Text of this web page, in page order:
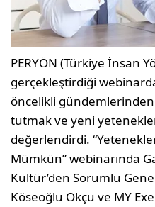
PERYÖN (Türkiye İnsan
gerçekleştirdiği
öncelikli
tutmak ve yeni
değerlendirdi.
Mümkün” webinarında
Kültür’den Sorumlu
Köseoğlu Okçu ve MY